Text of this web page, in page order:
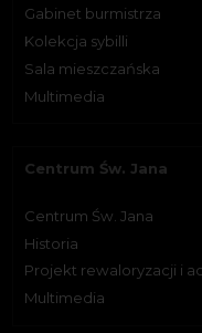
Gabinet burmistrza
Kolekcja sybilli
Sala mieszczańska
Multimedia
Centrum Św. Jana
Centrum Św. Jana
Historia
Projekt rewaloryzacji i
Multimedia